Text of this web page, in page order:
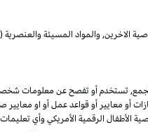
الاخرين, والمواد المسيئة
تجمع, تستخدم أو تفصح عن معلومات
أو معايير أو قواعد عمل أو او
الأطفال الرقمية الأمريكي وأي